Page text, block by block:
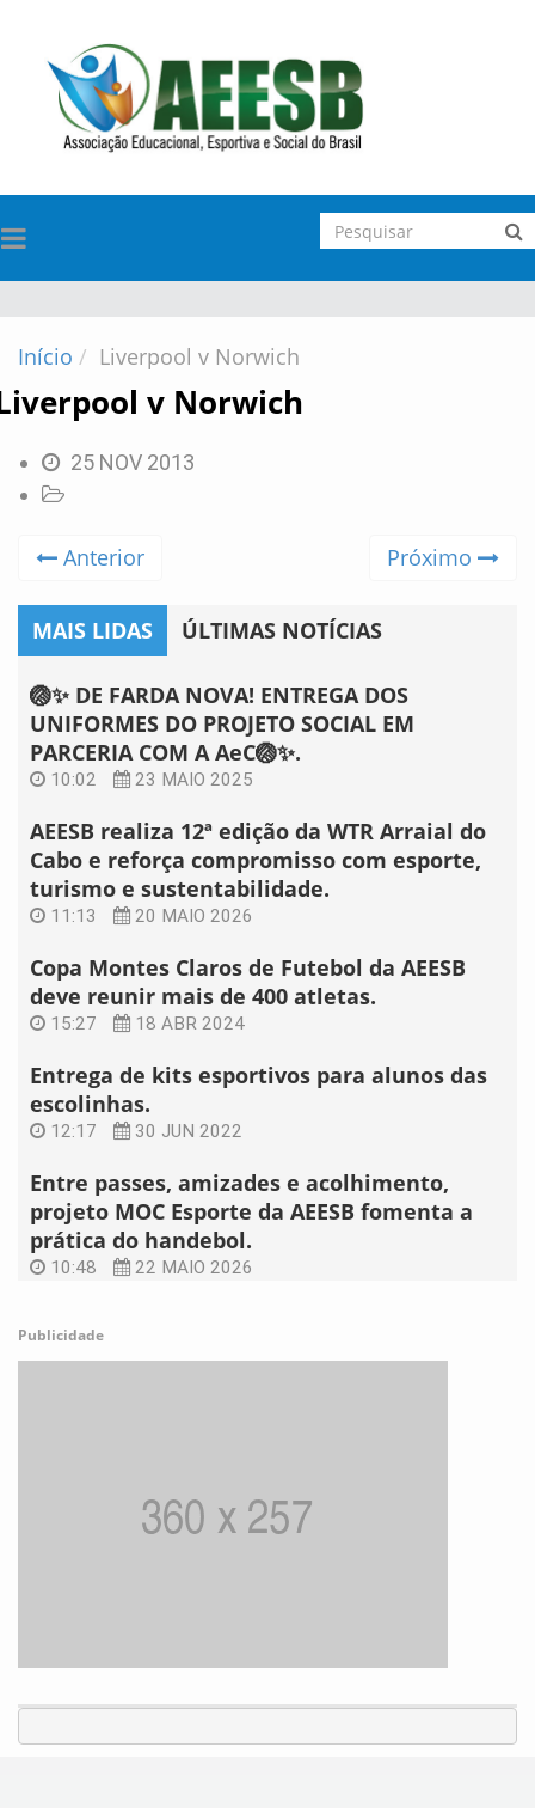
TOGGLE
NAVIGATION
Início Liverpool v Norwich
v Norwich
25 NOV 2013
Anterior Próximo
MAIS LIDAS ÚLTIMAS NOTÍCIAS
🏐✨ DE FARDA NOVA! ENTREGA DOS
UNIFORMES DO PROJETO SOCIAL EM
PARCERIA COM A AeC🏐✨.
10:02 23 MAIO 2025
AEESB realiza 12ª edição da WTR Arraial do
Cabo e reforça compromisso com esporte,
turismo e sustentabilidade.
11:13 20 MAIO 2026
Copa Montes Claros de Futebol da AEESB
deve reunir mais de 400 atletas.
15:27 18 ABR 2024
Entrega de kits esportivos para alunos das
escolinhas.
12:17 30 JUN 2022
Entre passes, amizades e acolhimento,
projeto MOC Esporte da AEESB fomenta a
prática do handebol.
10:48 22 MAIO 2026
Publicidade